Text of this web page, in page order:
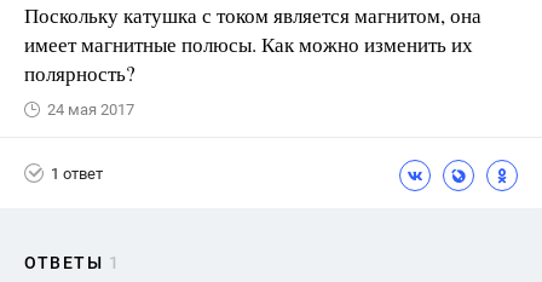
Поскольку катушка с током является магнитом, она
имеет магнитные полюсы. Как можно изменить их
полярность?
24 мая 2017
1 ответ
ОТВЕТЫ 1